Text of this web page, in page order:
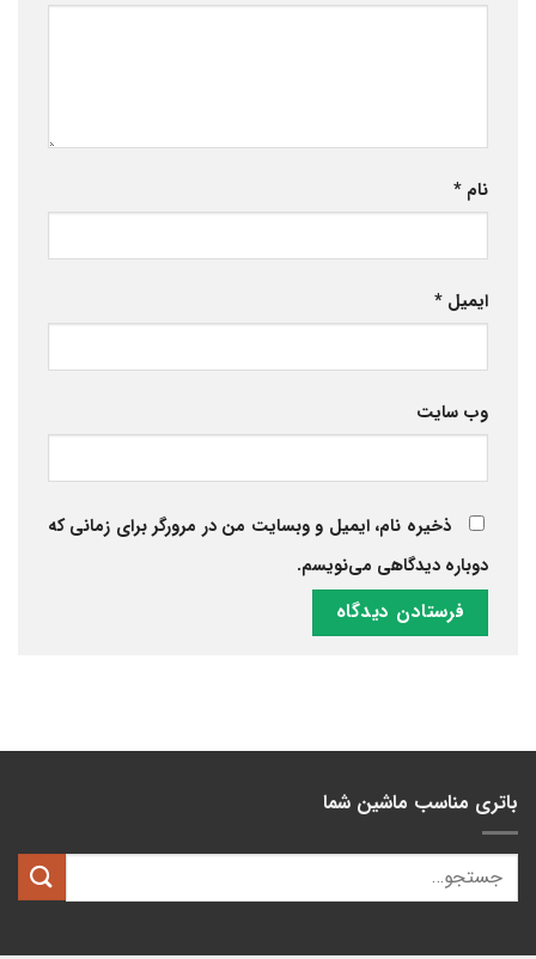
نام *
ایمیل *
وب‌ سایت
ذخیره نام، ایمیل و وبسایت من در مرورگر برای زمانی که
دوباره دیدگاهی می‌نویسم.
باتری مناسب ماشین شما